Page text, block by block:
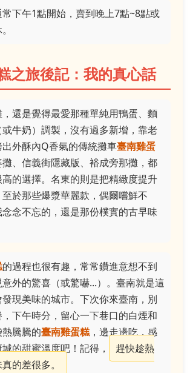
常下午1點開始，賣到晚上7點~8點或
之旅後記：我的真心話
還是覺得最愛那種單純用鴨蛋、麵
牛奶）調製，沒有過多新增，靠老
外酥內Q香氣的傳統攤車臺南雞蛋
、信義街隱藏版、裕成旁那攤，都
的選擇。名東的則是把精緻度提升
於那些爆漿華麗款，偶爾嚐鮮不
念不忘的，還是那份樸實的古早味
的過程也很有趣，常常鑽進意想不到
外的驚喜（或驚嚇...）。臺南就是這
現美味的城市。下次你來臺南，別
下午時分，留心一下巷口的白煙和
騰騰的臺南雞蛋糕，邊走邊吃，感
的甜蜜溫度吧！記得，
趕快趁熱
的差很多。